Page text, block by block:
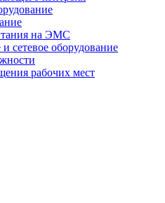
на ЭМС
сетевое оборудование
рабочих мест